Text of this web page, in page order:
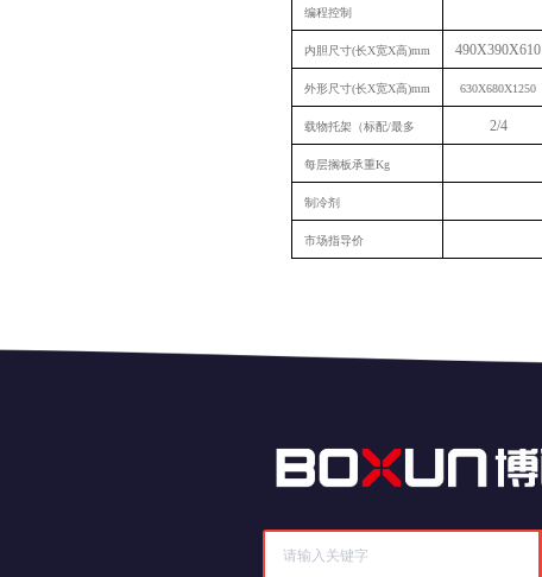
编程控制
内胆尺寸(长X宽X高)mm 490X390X610
外形尺寸(长X宽X高)mm 630X680X1250
载物托架（标配/最多 2/4
每层搁板承重Kg
制冷剂
市场指导价
清空记录